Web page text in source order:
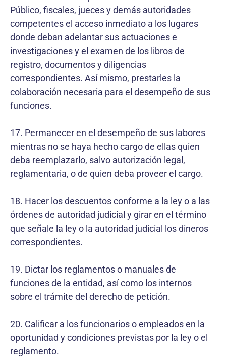
Público, fiscales, jueces y demás autoridades
competentes el acceso inmediato a los lugares
donde deban adelantar sus actuaciones e
investigaciones y el examen de los libros de
registro, documentos y diligencias
correspondientes. Así mismo, prestarles la
colaboración necesaria para el desempeño de sus
funciones.
17. Permanecer en el desempeño de sus labores
mientras no se haya hecho cargo de ellas quien
deba reemplazarlo, salvo autorización legal,
reglamentaria, o de quien deba proveer el cargo.
18. Hacer los descuentos conforme a la ley o a las
órdenes de autoridad judicial y girar en el término
que señale la ley o la autoridad judicial los dineros
correspondientes.
19. Dictar los reglamentos o manuales de
funciones de la entidad, así como los internos
sobre el trámite del derecho de petición.
20. Calificar a los funcionarios o empleados en la
oportunidad y condiciones previstas por la ley o el
reglamento.